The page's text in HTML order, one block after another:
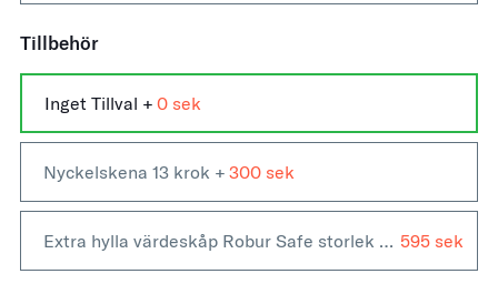
Tillbehör
Inget Tillval + 0
Nyckelskena 13 krok + 300
Extra hylla värdeskåp Robur Safe storlek 500-1500 + 595